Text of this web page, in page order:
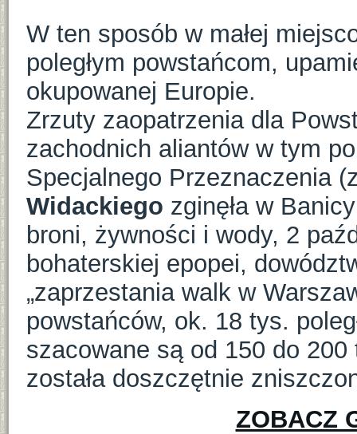
W ten sposób w małej
poległym powstańcom,
okupowanej Europie.
Zrzuty zaopatrzenia dla
zachodnich aliantów w tym
Specjalnego Przeznaczenia
Widackiego zginęła w
broni, żywności i wody, 2
bohaterskiej epopei,
„zaprzestania walk w
powstańców, ok. 18 tys.
szacowane są od 150 do
została doszczętnie
ZOBACZ